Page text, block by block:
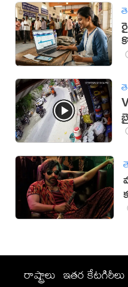
రాష్ట్రాలు ఇతర కేటగిరీలు